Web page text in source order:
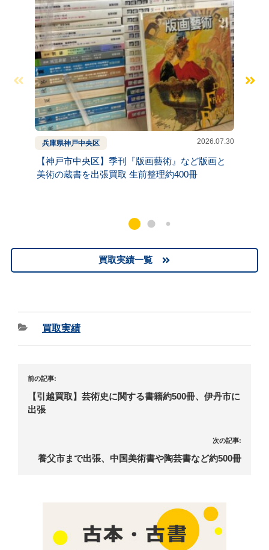
兵庫県神戸中央区 2026.07.30
【神戸市中央区】季刊『版画藝術』など版画と
美術の蔵書を出張買取 生前整理約400冊
買取実績一覧
買取実績
前の記事:
【引越買取】芸術史に関する書籍約500冊、伊丹市に
出張
次の記事:
養父市まで出張、中国美術書や陶芸書など約500冊